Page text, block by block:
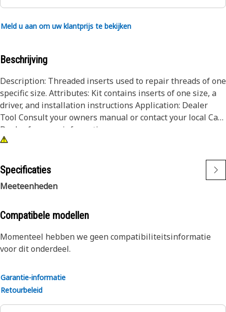
Meld u aan om uw klantprijs te bekijken
Beschrijving
Description: Threaded inserts used to repair threads of one
specific size. Attributes: Kit contains inserts of one size, a
driver, and installation instructions Application: Dealer
Tool Consult your owners manual or contact your local Cat
Dealer for more information.
Specificaties
Meeteenheden
Compatibele modellen
Momenteel hebben we geen compatibiliteitsinformatie
voor dit onderdeel.
Garantie-informatie
Retourbeleid